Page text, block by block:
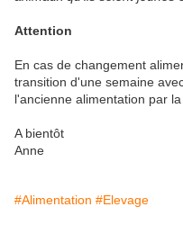
Attention
En cas de changement
transition d'une semaine
l'ancienne alimentation par la
A bientôt
Anne
#Alimentation #Elevage